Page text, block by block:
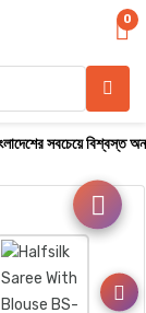
বিশ্বস্ত অনলাইন
0